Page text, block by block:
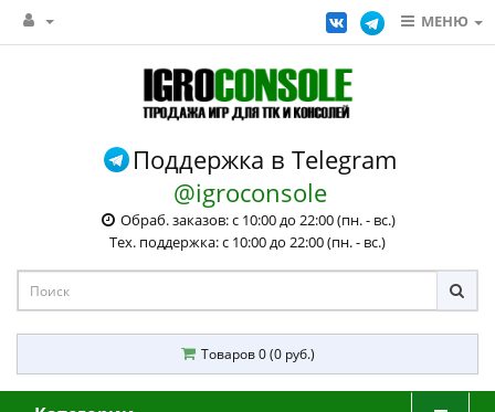
МЕНЮ
Поддержка в Telegram
@igroconsole
Обраб. заказов: с 10:00 до 22:00 (пн. - вс.)
Тех. поддержка: с 10:00 до 22:00 (пн. - вс.)
Товаров 0 (0 руб.)